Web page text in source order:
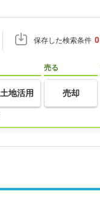
保存した検索条件 0
土地活用
売る
売却